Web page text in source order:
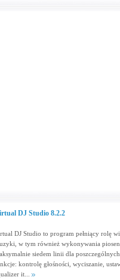
DJ Studio 8.2.2
DJ Studio to program pełniący rolę
w tym również wykonywania
siedem linii dla
kontrolę głośności, wyciszanie,
it...